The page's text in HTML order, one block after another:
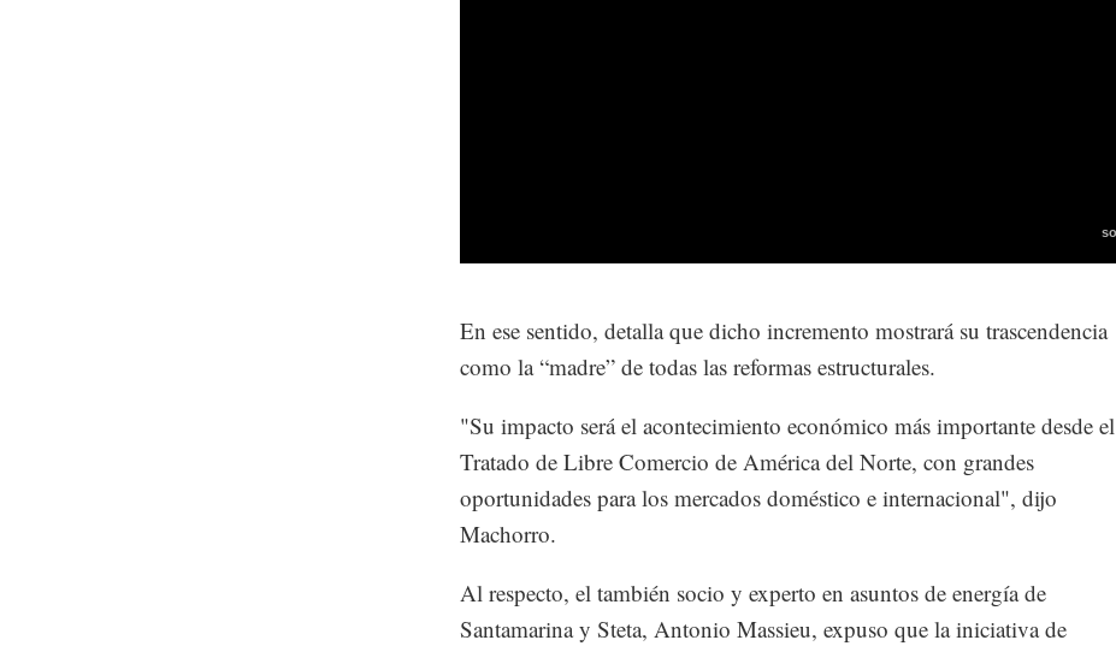
En ese sentido, detalla que dicho incremento mostrará su trascendencia
como la “madre” de todas las reformas estructurales.
"Su impacto será el acontecimiento económico más importante desde el
Tratado de Libre Comercio de América del Norte, con grandes
oportunidades para los mercados doméstico e internacional", dijo
Machorro.
Al respecto, el también socio y experto en asuntos de energía de
Santamarina y Steta, Antonio Massieu, expuso que la iniciativa de